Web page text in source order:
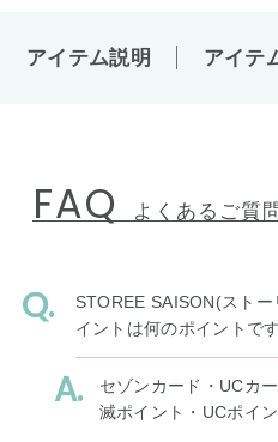
アイテム説明 アイテ
FAQ よくあるご質
STOREE SAISON(スト
イントは何のポイントで
セゾンカード・UCカ
滅ポイント・UCポイ